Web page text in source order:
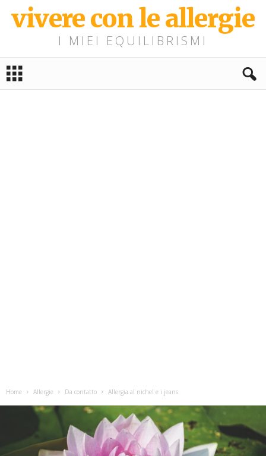
vivere con le allergie
I MIEI EQUILIBRISMI
Home Allergie Da contatto Allergia al nichel e i jeans